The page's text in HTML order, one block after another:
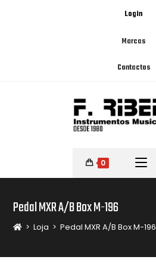
Login
Marcas
Contactos
0
Pedal MXR A/B Box M-196
> Loja > Pedal MXR A/B Box M-196